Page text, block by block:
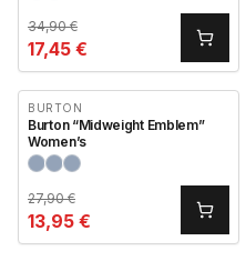
34,90€
17,45 €
BURTON
Burton “Midweight Emblem”
Women’s
27,90€
13,95 €